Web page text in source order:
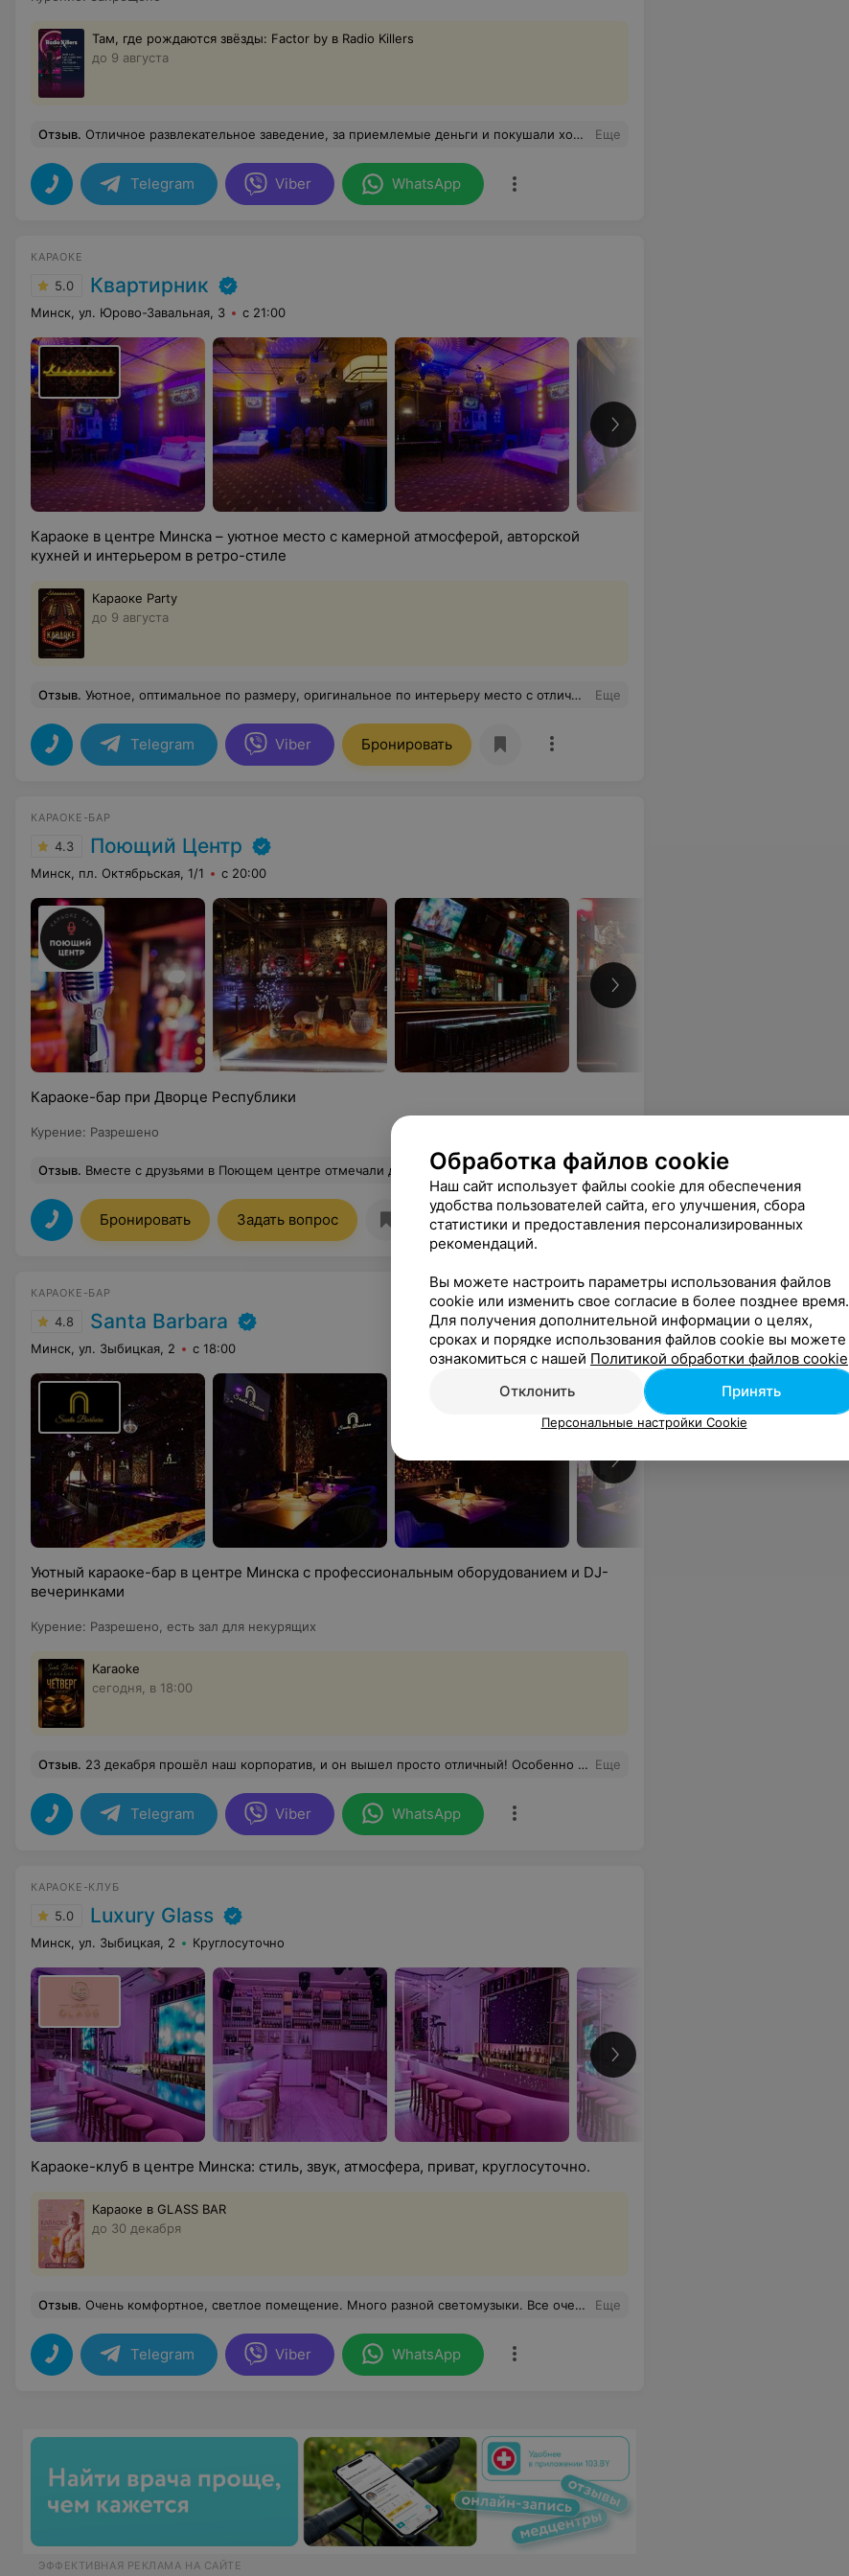
Там, где рождаются звёзды: Factor by в Radio Killers
до 9 августа
Отзыв. Отличное развлекательное заведение, за приемлемые деньги и покушали хорошо и напелись, веселились от души. Администратор Вероника выше всех похвал, сама душка, делает всё, что бы гостям было комфортно. Рекомендую данное заведение всем, как одно из лучших в Минске! Не пожалеете! Еще
Telegram Viber WhatsApp
КАРАОКЕ
5.0 Квартирник
Минск, ул. Юрово-Завальная, 3 с 21:00
Караоке в центре Минска – уютное место с камерной атмосферой, авторской
кухней и интерьером в ретро-стиле
Караоке Party
до 9 августа
Отзыв. Уютное, оптимальное по размеру, оригинальное по интерьеру место с отличной аккустикой. Рекомендую! Еще
Telegram Viber Бронировать
КАРАОКЕ-БАР
4.3 Поющий Центр
Минск, пл. Октябрьская, 1/1 с 20:00
Караоке-бар при Дворце Республики
Курение: Разрешено
Отзыв. Вместе с друзьями в Поющем центре отмечали день рождения. Однако, увы, именинник не услышал поздравлений и пожеланий своих друзей, как и они не услышали его ответных слов. Очень громкий звук. Перекричать его невозможно. Словом, заведение не для общения. Это единственное, что не понравилось. На будущее следует учитывать данный факт. А в остальном все отлично - и песни, и атмосфера, и дружелюбный персонал, и талантливые гости заведения - было что и кого послушать. Администраторы при заказе праздника учли все наши пожелания. За это- благодарность. В целом праздник состоялся. Еще
Бронировать Задать вопрос Фотоотчеты
КАРАОКЕ-БАР
4.8 Santa Barbara
Минск, ул. Зыбицкая, 2 с 18:00
Уютный караоке-бар в центре Минска с профессиональным оборудованием и DJ-
вечеринками
Курение: Разрешено, есть зал для некурящих
Karaoke
сегодня, в 18:00
Отзыв. 23 декабря прошёл наш корпоратив, и он вышел просто отличный! Особенно хочется отметить вкусную еду. Готовили действительно вкусно, всё было свежее, разнообразное, и подавали красиво. Порции были большие — никто не ушёл голодным! Огромное спасибо нашему ведущему! Он не давал заскучать ни минуты: придумал классную программу, интересные музыкальные конкурсы, квизы и смог зарядить всю обстановку. Отдельное спасибо всему обслуживающему персоналу — работали оперативно и с улыбкой. И конечно, спасибо за атмосферу! Чувствовалось, что все расслабились и по-настоящему круто отдыхают. Спасибо всем, кто был частью этого вечера! Еще
Telegram Viber WhatsApp
КАРАОКЕ-КЛУБ
5.0 Luxury Glass
Минск, ул. Зыбицкая, 2 Круглосуточно
Караоке-клуб в центре Минска: стиль, звук, атмосфера, приват, круглосуточно.
Караоке в GLASS BAR
до 30 декабря
Отзыв. Очень комфортное, светлое помещение. Много разной светомузыки. Все очень понравилось, особенно звук. Пришли после ресторана с друзьями немного попеть, остались довольны! Спасибо Еще
Telegram Viber WhatsApp
ЭФФЕКТИВНАЯ РЕКЛАМА НА САЙТЕ
Обработка файлов cookie
Наш сайт использует файлы cookie для обеспечения
удобства пользователей сайта, его улучшения, сбора
статистики и предоставления персонализированных
рекомендаций.
Вы можете настроить параметры использования файлов
cookie или изменить свое согласие в более позднее время.
Для получения дополнительной информации о целях,
сроках и порядке использования файлов cookie вы можете
ознакомиться с нашей Политикой обработки файлов cookie
Отклонить
Принять
Персональные настройки Cookie